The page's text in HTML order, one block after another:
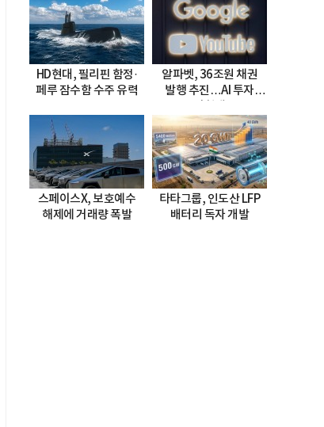
HD현대, 필리핀 함정·
페루 잠수함 수주 유력
알파벳, 36조원 채권
발행 추진…AI 투자
스페이스X, 보호예수
해제에 거래량 폭발
타타그룹, 인도산 LFP
배터리 독자 개발